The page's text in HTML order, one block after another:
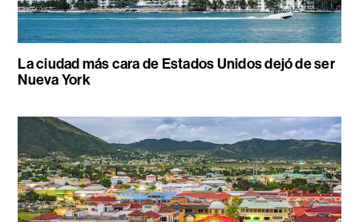
La ciudad más cara de Estados Unidos dejó de ser
Nueva York